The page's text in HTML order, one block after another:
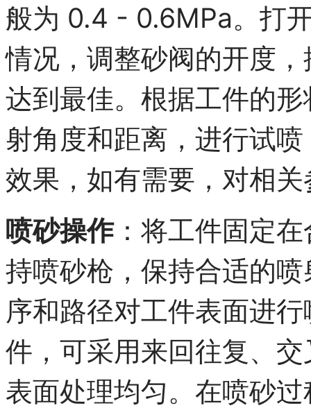
般为 0.4 - 0.6MPa。打
情况，调整砂阀的开度
达到最佳。根据工件的
射角度和距离，进行试
效果，如有需要，对相
喷砂操作：将工件固定
持喷砂枪，保持合适的
序和路径对工件表面进
件，可采用来回往复、
表面处理均匀。在喷砂